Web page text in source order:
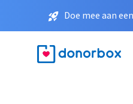
Doe mee aan